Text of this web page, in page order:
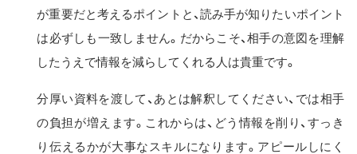
が重要だと考えるポイントと、読み手が知りたいポイント
は必ずしも一致しません。だからこそ、相手の意図を理解
したうえで情報を減らしてくれる人は貴重です。
分厚い資料を渡して、あとは解釈してください、では相手
の負担が増えます。これからは、どう情報を削り、すっき
り伝えるかが大事なスキルになります。アピールしにく